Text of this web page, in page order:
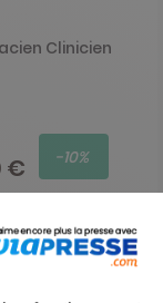
Clinicien
€ -10%